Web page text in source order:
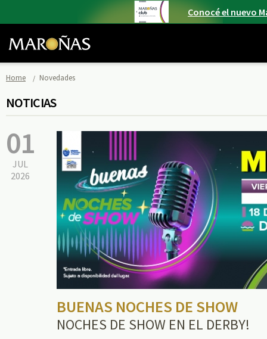
Conocé el nuevo
Home Novedades
NOTICIAS
01
JUL
2026
BUENAS NOCHES DE SHOW
NOCHES DE SHOW EN EL DERBY!